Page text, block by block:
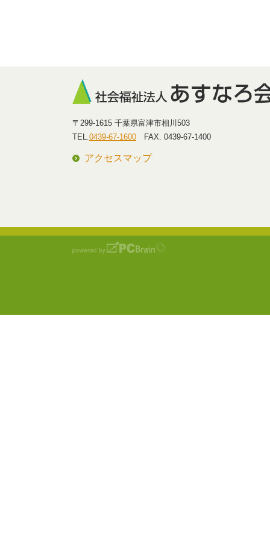
〒299-1615 千葉県富津市相川503
TEL.0439-67-1600 FAX. 0439-67-1400
アクセスマップ